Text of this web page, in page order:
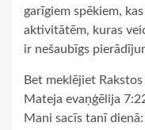
garīgiem spēkiem,
aktivitātēm, kuras
ir nešaubīgs
Bet meklējiet
Mateja evaņģēlija
Mani sacīs tanī dienā: